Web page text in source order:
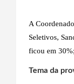
A
Seletivos,
ficou em
Tema da